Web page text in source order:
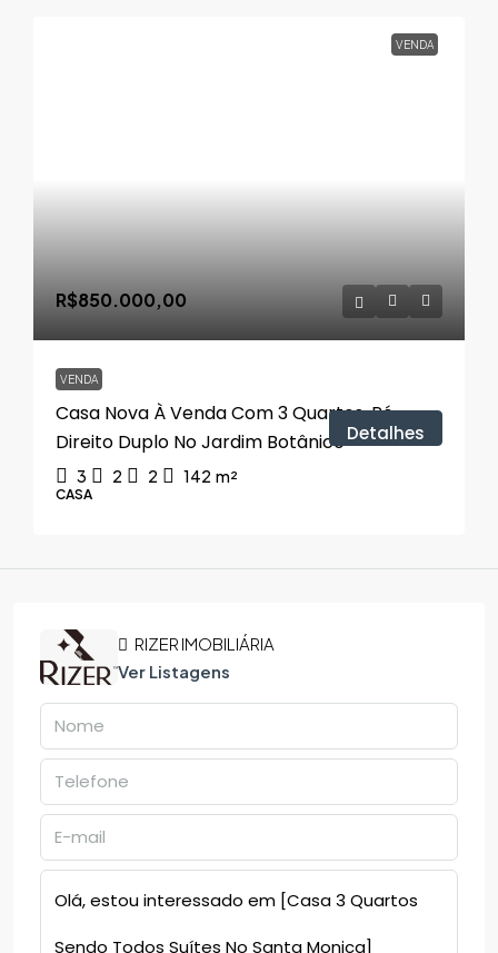
VENDA
R$850.000,00
VENDA
Casa Nova À Venda Com 3 Quartos, Pé-
Direito Duplo No Jardim Botânico
3 2 2 142 m²
CASA
Detalhes
RIZER IMOBILIÁRIA
Ver Listagens